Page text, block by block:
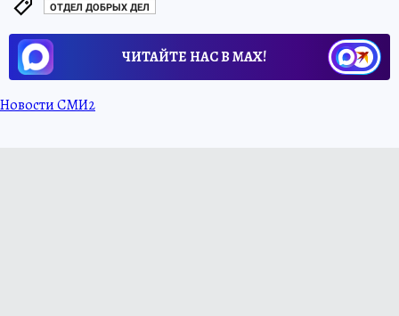
ОТДЕЛ ДОБРЫХ ДЕЛ
ЧИТАЙТЕ НАС В МАХ!
Новости СМИ2